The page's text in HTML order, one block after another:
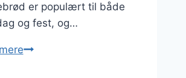
er populært til både
og fest, og…
Fedtebrød